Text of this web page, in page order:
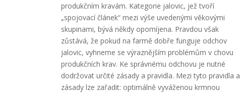
produkčním kravám. Kategorie jalovic, jež tvoří
„spojovací článek“ mezi výše uvedenými věkovými
skupinami, bývá někdy opomíjena. Pravdou však
zůstává, že pokud na farmě dobře funguje odchov
jalovic, vyhneme se výraznějším problémům v chovu
produkčních krav. Ke správnému odchovu je nutné
dodržovat určité zásady a pravidla. Mezi tyto pravidla a
zásady lze zařadit: optimálně vyváženou krmnou